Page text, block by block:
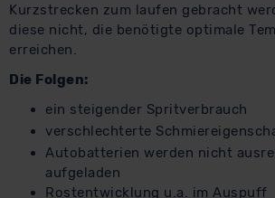
Kurzstrecken zum laufen gebracht
diese nicht, die benötigte optimale
erreichen.
Die Folgen:
ein steigender Spritverbrauch
verschlechterte
Autobatterien werden nicht
aufgeladen
Rostentwicklung u.a. im Auspuff